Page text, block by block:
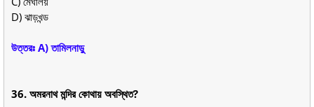
D) ঝাড়খন্ড
উত্তরঃ A) তামিলনাড়ু
36. অমরনাথ মন্দির কোথায় অবস্থিত?